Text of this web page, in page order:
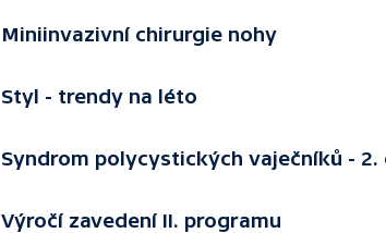
Miniinvazivní chirurgie nohy
Styl - trendy na léto
Syndrom polycystických vaječníků - 2.
Výročí zavedení II. programu